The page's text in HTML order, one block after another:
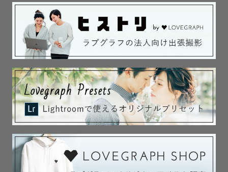
#散歩 #たべることガチ勢  #伝えて繋げて循環させて
＿＿＿＿＿＿＿＿＿＿＿＿
【撮影への想い♡】
・ゆっくり、お話しながら優しく。
・無理をして作り込まない、”ありのまま”を大切に
・街、世相も一緒に。いつもの景色は、一生の思い出。
この3軸を大切にしています。